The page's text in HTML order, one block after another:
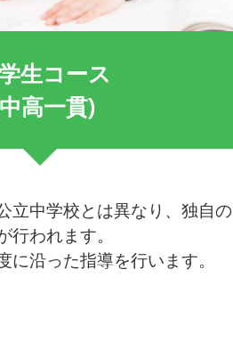
生コース
高一貫)
立中学校とは異なり、独自の
われます。
沿った指導を行います。